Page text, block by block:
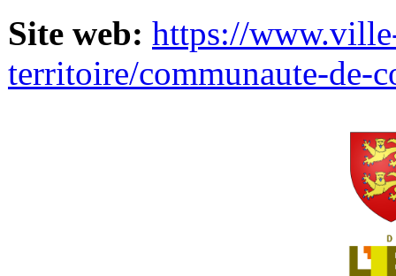
Site web: https://
territoire/communaute-de-